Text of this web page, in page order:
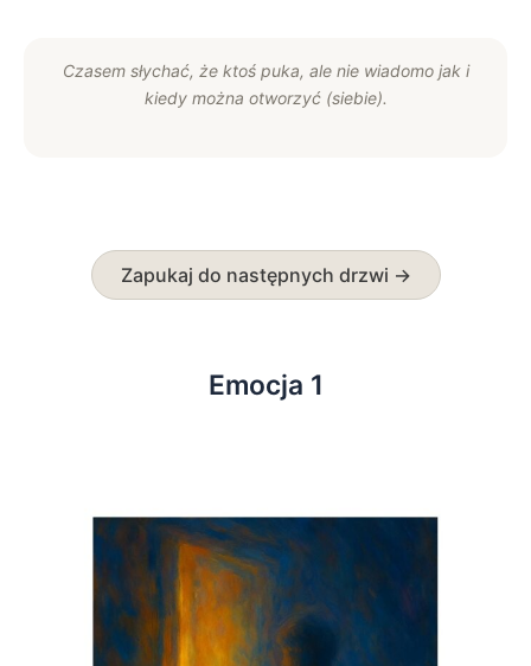
Czasem słychać, że ktoś puka, ale nie wiadomo jak i
kiedy można otworzyć (siebie).
Zapukaj do następnych drzwi →
Emocja 1